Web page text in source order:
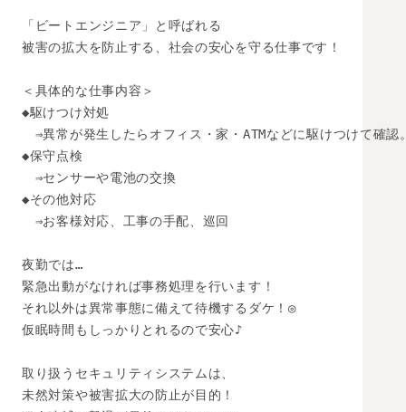
「ビートエンジニア」と呼ばれる
被害の拡大を防止する、社会の安心を守る仕事です！
＜具体的な仕事内容＞
◆駆けつけ対処
⇒異常が発生したらオフィス・家・ATMなどに駆けつけて確認
◆保守点検
⇒センサーや電池の交換
◆その他対応
⇒お客様対応、工事の手配、巡回
夜勤では…
緊急出動がなければ事務処理を行います！
それ以外は異常事態に備えて待機するダケ！◎
仮眠時間もしっかりとれるので安心♪
取り扱うセキュリティシステムは、
未然対策や被害拡大の防止が目的！